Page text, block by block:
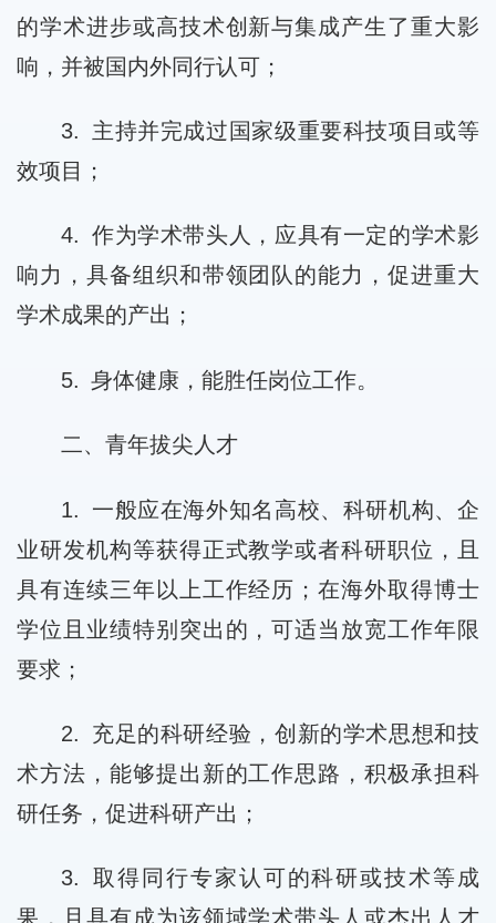
的学术进步或高技术创新与集成产生了重大影
响，并被国内外同行认可；
3. 主持并完成过国家级重要科技项目或等
效项目；
4. 作为学术带头人，应具有一定的学术影
响力，具备组织和带领团队的能力，促进重大
学术成果的产出；
5. 身体健康，能胜任岗位工作。
二、青年拔尖人才
1. 一般应在海外知名高校、科研机构、企
业研发机构等获得正式教学或者科研职位，且
具有连续三年以上工作经历；在海外取得博士
学位且业绩特别突出的，可适当放宽工作年限
要求；
2. 充足的科研经验，创新的学术思想和技
术方法，能够提出新的工作思路，积极承担科
研任务，促进科研产出；
3. 取得同行专家认可的科研或技术等成
果，且具有成为该领域学术带头人或杰出人才